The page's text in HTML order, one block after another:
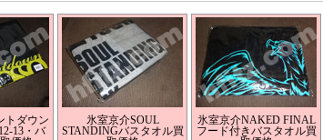
トダウン
13・バ
氷室京介SOUL
STANDINGバスタオル買
氷室京介NAKED FINAL
フード付きバスタオル買